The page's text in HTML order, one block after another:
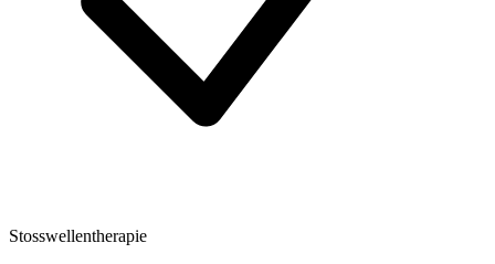
Stosswellentherapie